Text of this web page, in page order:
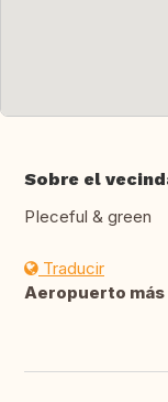
Sobre el
PIeceful & green
Traducir
Aeropuerto más